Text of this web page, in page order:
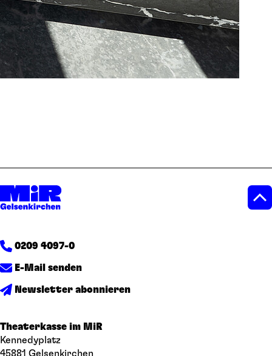
0209 4097-0
E-Mail senden
Newsletter abonnieren
Theaterkasse im MiR
Kennedyplatz
45881 Gelsenkirchen